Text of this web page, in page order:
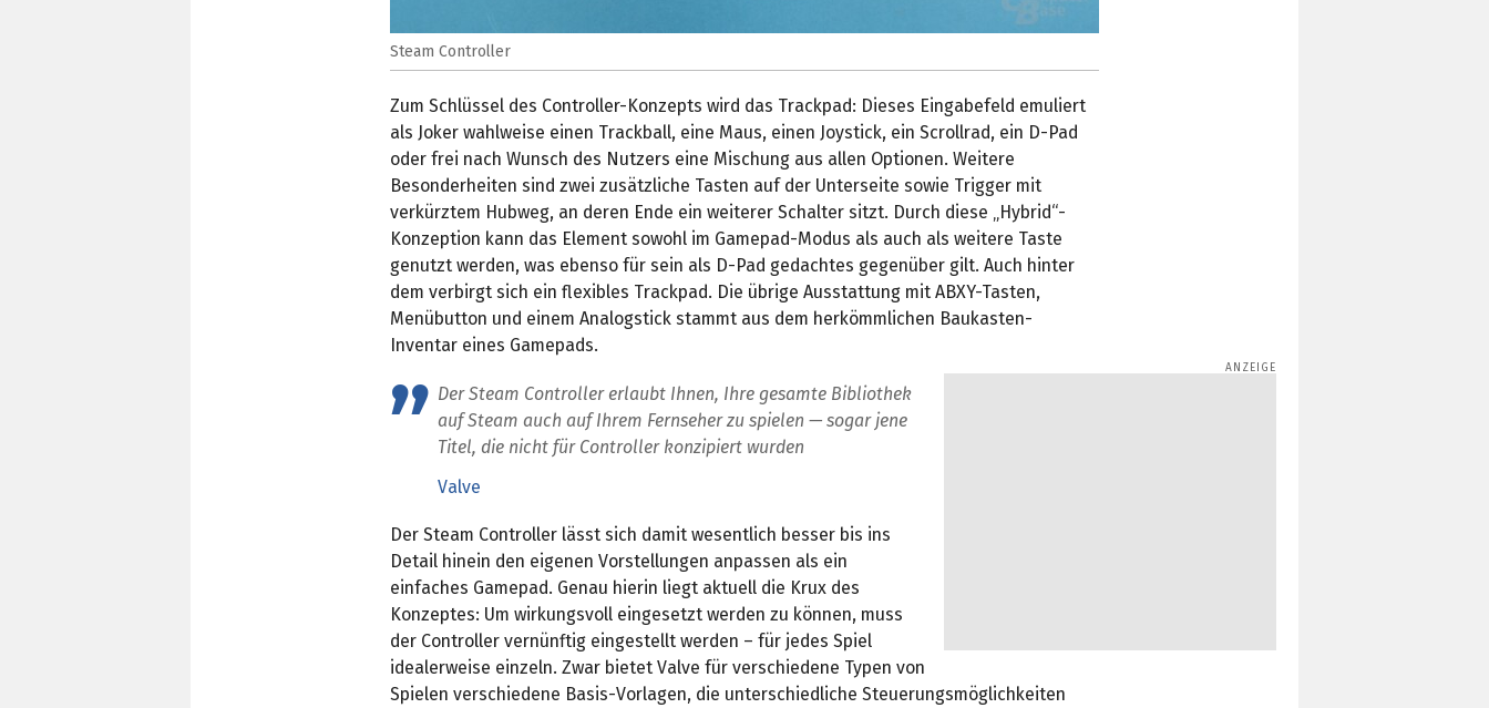
Steam Controller
Zum Schlüssel des Controller-Konzepts wird das Trackpad: Dieses Eingabefeld emuliert
als Joker wahlweise einen Trackball, eine Maus, einen Joystick, ein Scrollrad, ein D-Pad
oder frei nach Wunsch des Nutzers eine Mischung aus allen Optionen. Weitere
Besonderheiten sind zwei zusätzliche Tasten auf der Unterseite sowie Trigger mit
verkürztem Hubweg, an deren Ende ein weiterer Schalter sitzt. Durch diese „Hybrid“-
Konzeption kann das Element sowohl im Gamepad-Modus als auch als weitere Taste
genutzt werden, was ebenso für sein als D-Pad gedachtes gegenüber gilt. Auch hinter
dem verbirgt sich ein flexibles Trackpad. Die übrige Ausstattung mit ABXY-Tasten,
Menübutton und einem Analogstick stammt aus dem herkömmlichen Baukasten-
Inventar eines Gamepads.
Der Steam Controller erlaubt Ihnen, Ihre gesamte Bibliothek
auf Steam auch auf Ihrem Fernseher zu spielen — sogar jene
Titel, die nicht für Controller konzipiert wurden
Valve
Der Steam Controller lässt sich damit wesentlich besser bis ins
Detail hinein den eigenen Vorstellungen anpassen als ein
einfaches Gamepad. Genau hierin liegt aktuell die Krux des
Konzeptes: Um wirkungsvoll eingesetzt werden zu können, muss
der Controller vernünftig eingestellt werden – für jedes Spiel
idealerweise einzeln. Zwar bietet Valve für verschiedene Typen von
Spielen verschiedene Basis-Vorlagen, die unterschiedliche Steuerungsmöglichkeiten